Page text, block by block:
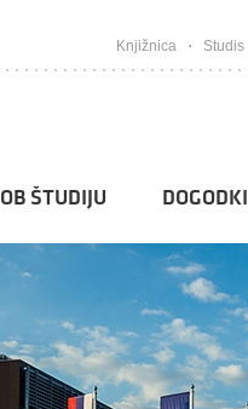
Knjižnica Studis
OB ŠTUDIJU DOGODKI